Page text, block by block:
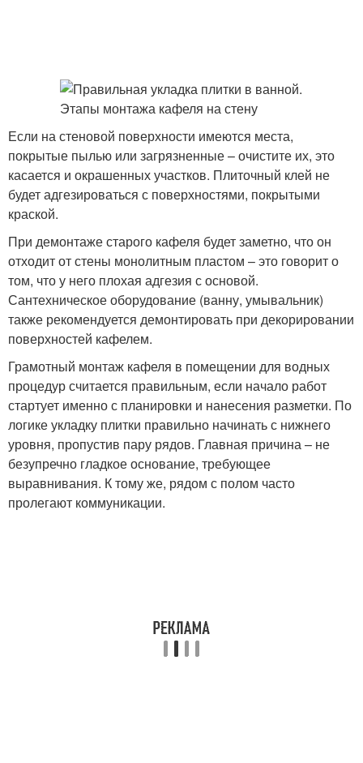
Если на стеновой поверхности имеются места,
покрытые пылью или загрязненные – очистите их, это
касается и окрашенных участков. Плиточный клей не
будет адгезироваться с поверхностями, покрытыми
краской.
При демонтаже старого кафеля будет заметно, что он
отходит от стены монолитным пластом – это говорит о
том, что у него плохая адгезия с основой.
Сантехническое оборудование (ванну, умывальник)
также рекомендуется демонтировать при декорировании
поверхностей кафелем.
Грамотный монтаж кафеля в помещении для водных
процедур считается правильным, если начало работ
стартует именно с планировки и нанесения разметки. По
логике укладку плитки правильно начинать с нижнего
уровня, пропустив пару рядов. Главная причина – не
безупречно гладкое основание, требующее
выравнивания. К тому же, рядом с полом часто
пролегают коммуникации.